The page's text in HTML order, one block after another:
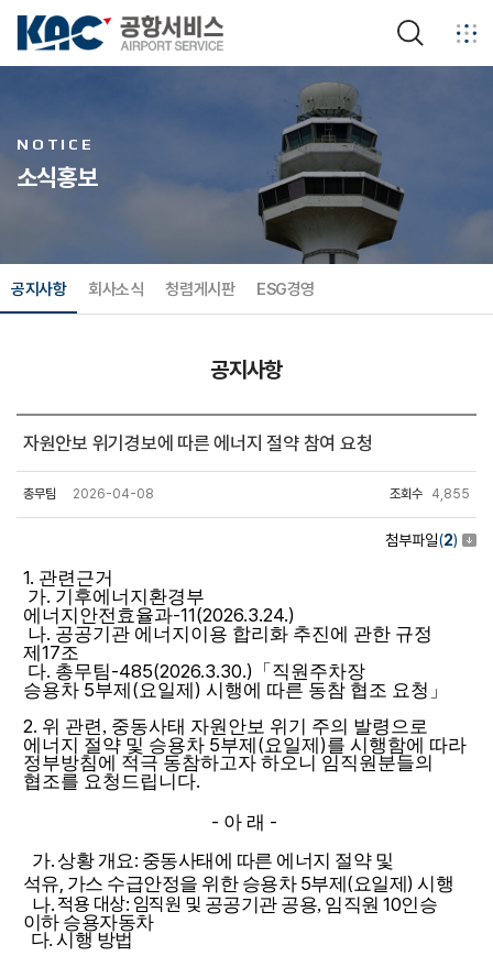
검색
NOTICE
소식홍보
공지사항 회사소식 청렴게시판 ESG경영
공지사항
자원안보 위기경보에 따른 에너지 절약 참여 요청
총무팀 2026-04-08 조회수 4,855
첨부파일(2)
1. 관련근거
가. 기후에너지환경부
에너지안전효율과-11(2026.3.24.)
나. 공공기관 에너지이용 합리화 추진에 관한 규정
제17조
다. 총무팀-485(2026.3.30.) 「 직원주차장
승용차 5부제 (요일제) 시행에 따른 동참 협조 요청 」
2. 위 관련, 중동사태 자원안보 위기 주의 발령으로
에너지 절약 및 승용차 5부제 (요일제)를 시행함에 따라
정부방침에 적극 동참하고자 하오니 임직원분들의
협조를 요청드립니다.
- 아 래 -
가. 상황 개요: 중동사태에 따른 에너지 절약 및
석유, 가스 수급안정을 위한 승용차 5부제(요일제)시행
나. 적용 대상: 임직원 및 공공기관 공용, 임직원10인승
이하 승용자동차
다.시행 방법